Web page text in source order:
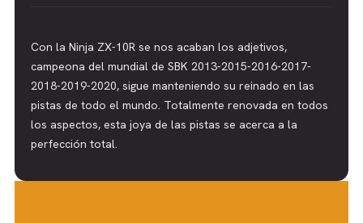
Con la Ninja ZX-10R se nos acaban los adjetivos,
campeona del mundial de SBK 2013-2015-2016-2017-
2018-2019-2020, sigue manteniendo su reinado en las
pistas de todo el mundo. Totalmente renovada en todos
los aspectos, esta joya de las pistas se acerca a la
perfección total.